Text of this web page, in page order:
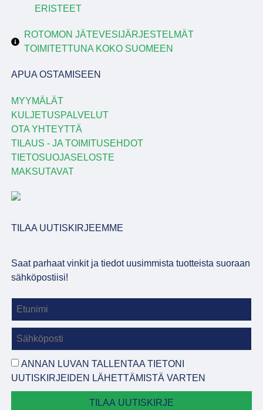
ERISTEET
ROTOMON JÄTEVESIJÄRJESTELMÄT
TOIMITETTUNA KOKO SUOMEEN
APUA OSTAMISEEN
MYYMÄLÄT
KULJETUSPALVELUT
OTA YHTEYTTÄ
TILAUS - JA TOIMITUSEHDOT
TIETOSUOJASELOSTE
MAKSUTAVAT
TILAA UUTISKIRJEEMME
Saat parhaat vinkit ja tiedot uusimmista tuotteista suoraan
sähköpostiisi!
ANNAN LUVAN TALLENTAA TIETONI
UUTISKIRJEIDEN LÄHETTÄMISTÄ VARTEN
TILAA UUTISKIRJE